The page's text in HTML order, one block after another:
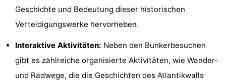
Minigolfplätze
Dörfer
Natur
Geschichte und Bedeutung dieser historischen
Verteidigungswerke hervorheben.
Interaktive Aktivitäten: Neben den Bunkerbesuchen
gibt es zahlreiche organisierte Aktivitäten, wie Wander-
und Radwege, die die Geschichten des Atlantikwalls